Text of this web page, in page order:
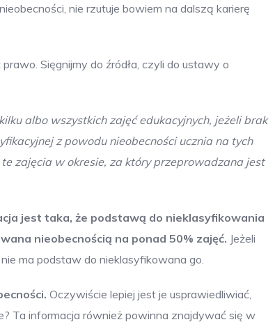
nie rzutuje bowiem na dalszą karierę
Sięgnijmy do źródła, czyli do ustawy o
albo wszystkich zajęć edukacyjnych, jeżeli brak
z powodu nieobecności ucznia na tych
zajęcia w okresie, za który przeprowadzana jest
jest taka, że podstawą do nieklasyfikowania
nieobecnością na ponad 50% zajęć. Jeżeli
ma podstaw do nieklasyfikowana go.
Oczywiście lepiej jest je usprawiedliwiać,
Ta informacja również powinna znajdywać się w